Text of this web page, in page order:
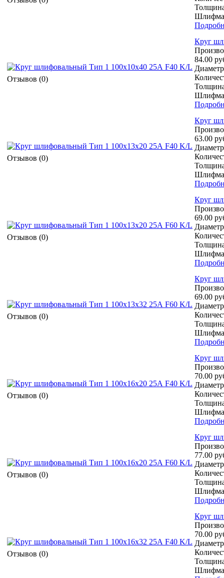
Отзывов (0)
Круг
84.00
Отзывов (0)
Круг
63.00
Отзывов (0)
Круг
69.00
Отзывов (0)
Круг
69.00
Отзывов (0)
Круг
70.00
Отзывов (0)
Круг
77.00
Отзывов (0)
Круг
70.00